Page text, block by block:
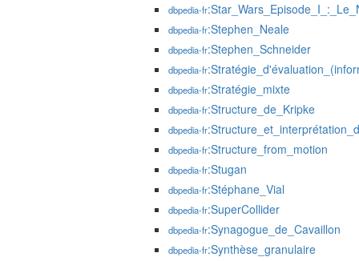
dbpedia-fr
dbpedia-fr:Stephen_Neale
dbpedia-fr:Stephen_Schneider
dbpedia-fr
dbpedia-fr:Stratégie_mixte
dbpedia-fr:Structure_de_Kripke
dbpedia-fr
dbpedia-fr:Structure_from_motion
dbpedia-fr:Stugan
dbpedia-fr:Stéphane_Vial
dbpedia-fr:SuperCollider
dbpedia-fr:Synagogue_de_Cavaillon
dbpedia-fr:Synthèse_granulaire